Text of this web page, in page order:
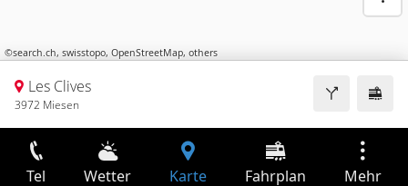
©search.ch, swisstopo, OpenStreetMap, others
Les Clives
3972 Miesen
Tel Wetter Karte Fahrplan Mehr